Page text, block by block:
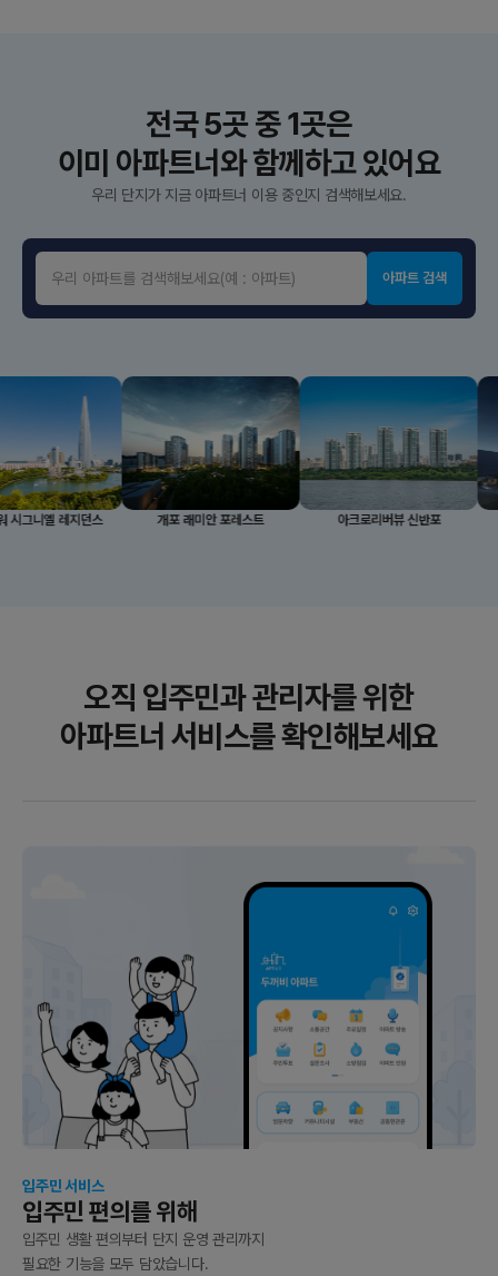
전국 5곳 중 1곳은
이미 아파트너와 함께하고 있어요
우리 단지가 지금 아파트너 이용 중인지 검색해보세요.
아파트 검색
지던스 개포 래미안 포레스트 아크로리버뷰 신반포
오직 입주민과 관리자를 위한
아파트너 서비스를 확인해보세요
입주민 서비스
입주민 편의를 위해
입주민 생활 편의부터 단지 운영 관리까지
필요한 기능을 모두 담았습니다.